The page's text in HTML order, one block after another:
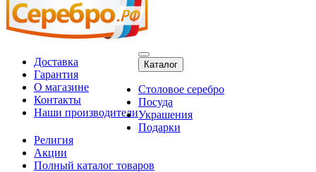
Доставка
Гарантия
О магазине
Контакты
Наши производители
Каталог
Столовое серебро
Посуда
Украшения
Подарки
Религия
Акции
Полный каталог товаров